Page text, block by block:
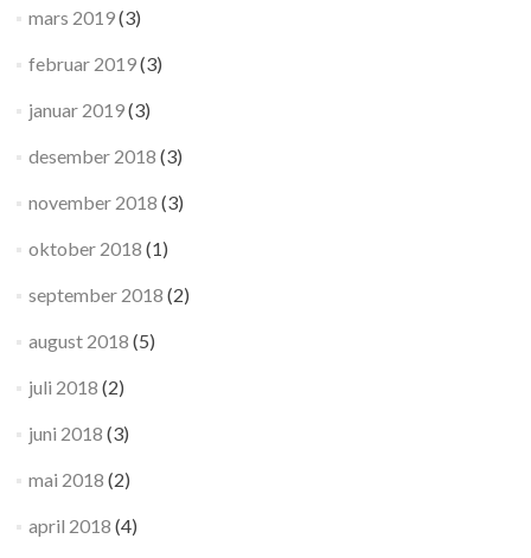
mars 2019(3)
februar 2019(3)
januar 2019(3)
desember 2018 (3)
november 2018 (3)
oktober 2018 (1)
september 2018 (2)
august 2018 (5)
juli 2018 (2)
juni 2018 (3)
mai 2018 (2)
april 2018 (4)